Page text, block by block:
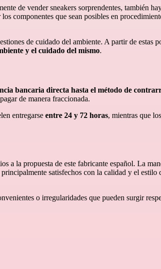
de vender sneakers sorprendentes, también
componentes que sean posibles en
de cuidado del ambiente. A partir de estas
y el cuidado del mismo.
bancaria directa hasta el método de
de manera fraccionada.
entregarse entre 24 y 72 horas, mientras que
a la propuesta de este fabricante español. La
satisfechos con la calidad y el estilo
o irregularidades que pueden surgir